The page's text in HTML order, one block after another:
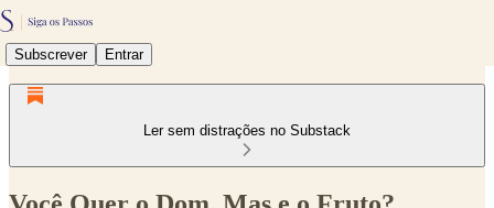
Subscrever Entrar
Ler sem distrações no Substack